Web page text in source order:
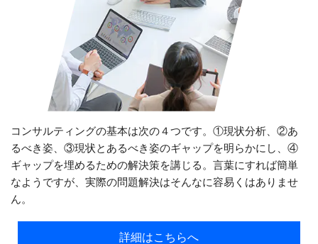
コンサルティングの基本は次の４つです。①現状分析、②あ
るべき姿、③現状とあるべき姿のギャップを明らかにし、④
ギャップを埋めるための解決策を講じる。言葉にすれば簡単
なようですが、実際の問題解決はそんなに容易くはありませ
ん。
詳細はこちらへ